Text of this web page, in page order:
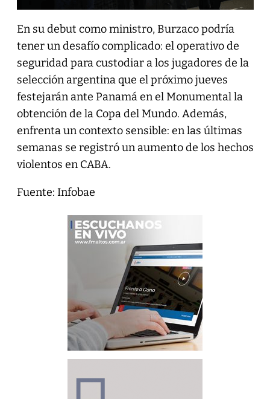
En su debut como ministro, Burzaco podría
tener un desafío complicado: el operativo de
seguridad para custodiar a los jugadores de la
selección argentina que el próximo jueves
festejarán ante Panamá en el Monumental la
obtención de la Copa del Mundo. Además,
enfrenta un contexto sensible: en las últimas
semanas se registró un aumento de los hechos
violentos en CABA.
Fuente: Infobae